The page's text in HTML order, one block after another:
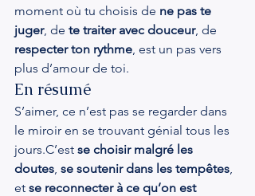
moment où tu choisis de ne pas te
juger, de te traiter avec douceur, de
respecter ton rythme, est un pas vers
plus d’amour de toi.
En résumé
S’aimer, ce n’est pas se regarder dans
le miroir en se trouvant génial tous les
jours.C’est se choisir malgré les
doutes, se soutenir dans les tempêtes,
et se reconnecter à ce qu’on est